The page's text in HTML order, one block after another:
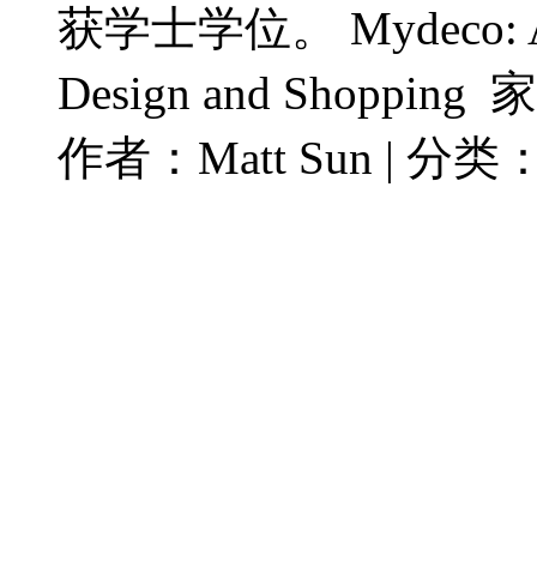
获学士学位。 Mydeco:
Design and Shopping
作者：Matt Sun | 分类